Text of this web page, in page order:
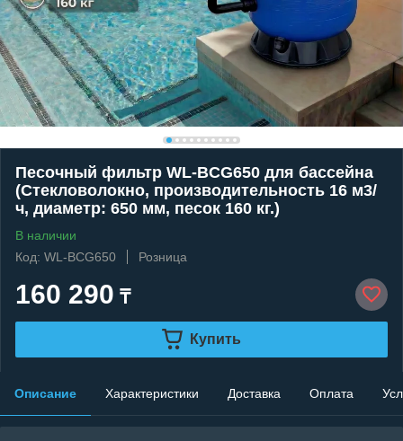
Песочный фильтр WL-BCG650 для бассейна
(Стекловолокно, производительность 16 м3/
ч, диаметр: 650 мм, песок 160 кг.)
В наличии
Код: WL-BCG650
Розница
160 290 ₸
Купить
Описание Характеристики Доставка Оплата